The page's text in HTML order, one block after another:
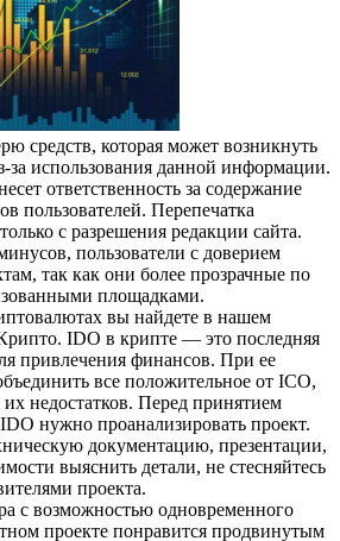
средств, которая может возникнуть
за использования данной информации.
ответственность за содержание
пользователей. Перепечатка
с разрешения редакции сайта.
пользователи с доверием
так как они более прозрачные по
площадками.
вы найдете в нашем
IDO в крипте — это последняя
привлечения финансов. При ее
все положительное от ICO,
недостатков. Перед принятием
нужно проанализировать проект.
документацию, презентации,
выяснить детали, не стесняйтесь
проекта.
с возможностью одновременного
проекте понравится продвинутым